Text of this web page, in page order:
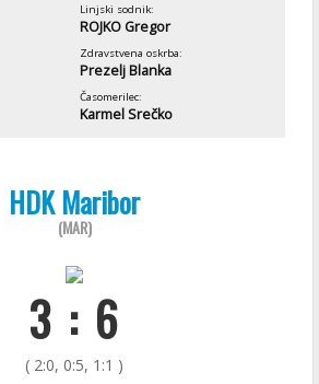
Linjski sodnik:
ROJKO Gregor
Zdravstvena oskrba:
Prezelj Blanka
Časomerilec:
Karmel Srečko
HDK Maribor
(MAR)
3 : 6
( 2:0, 0:5, 1:1 )